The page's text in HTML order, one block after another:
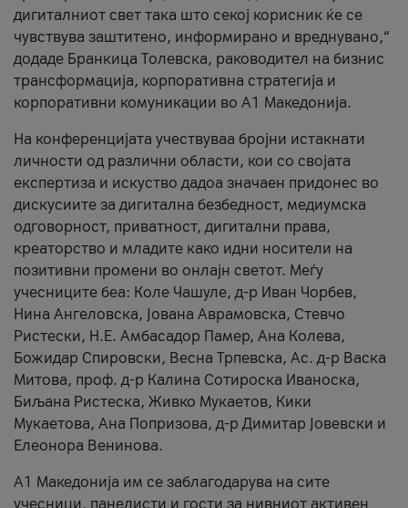
дигиталниот свет така што секој корисник ќе се
чувствува заштитено, информирано и вреднувано,“
додаде Бранкица Толевска, раководител на бизнис
трансформација, корпоративна стратегија и
корпоративни комуникации во А1 Македонија.
На конференцијата учествуваа бројни истакнати
личности од различни области, кои со својата
експертиза и искуство дадоа значаен придонес во
дискусиите за дигитална безбедност, медиумска
одговорност, приватност, дигитални права,
креаторство и младите како идни носители на
позитивни промени во онлајн светот. Меѓу
учесниците беа: Коле Чашуле, д-р Иван Чорбев,
Нина Ангеловска, Јована Аврамовска, Стевчо
Ристески, Н.Е. Амбасадор Памер, Ана Колева,
Божидар Спировски, Весна Трпевска, Ас. д-р Васка
Митова, проф. д-р Калина Сотироска Иваноска,
Биљана Ристеска, Живко Мукаетов, Кики
Мукаетова, Ана Попризова, д-р Димитар Јовевски и
Елеонора Венинова.
А1 Македонија им се заблагодарува на сите
учесници, панелисти и гости за нивниот активен